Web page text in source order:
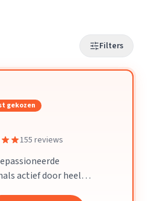
Filters
gekozen
155 reviews
actief door heel